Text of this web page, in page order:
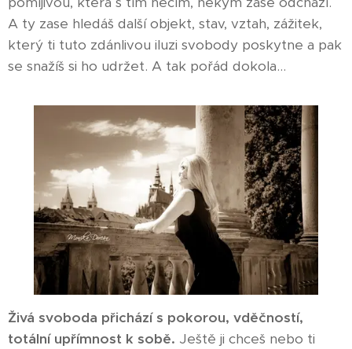
A ty zase hledáš další objekt, stav, vztah, zážitek,
který ti tuto zdánlivou iluzi svobody poskytne a pak
se snažíš si ho udržet. A tak pořád dokola...
Živá svoboda přichází s pokorou, vděčností,
totální upřímnost k sobě. Ještě ji chceš nebo ti